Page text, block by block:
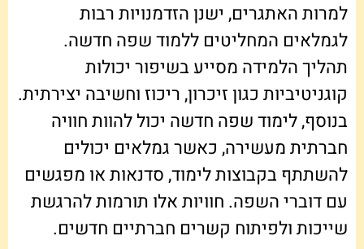
למרות האתגרים, ישנן הזדמנויות רבות
לגמלאים המחליטים ללמוד שפה חדשה.
תהליך הלמידה מסייע בשיפור יכולות
קוגניטיביות כגון זיכרון, ריכוז וחשיבה יצירתית.
בנוסף, לימוד שפה חדשה יכול להוות חוויה
חברתית מעשירה, כאשר גמלאים יכולים
להשתתף בקבוצות לימוד, סדנאות או מפגשים
עם דוברי השפה. חוויות אלו תורמות להרגשת
שייכות ולפיתוח קשרים חברתיים חדשים.